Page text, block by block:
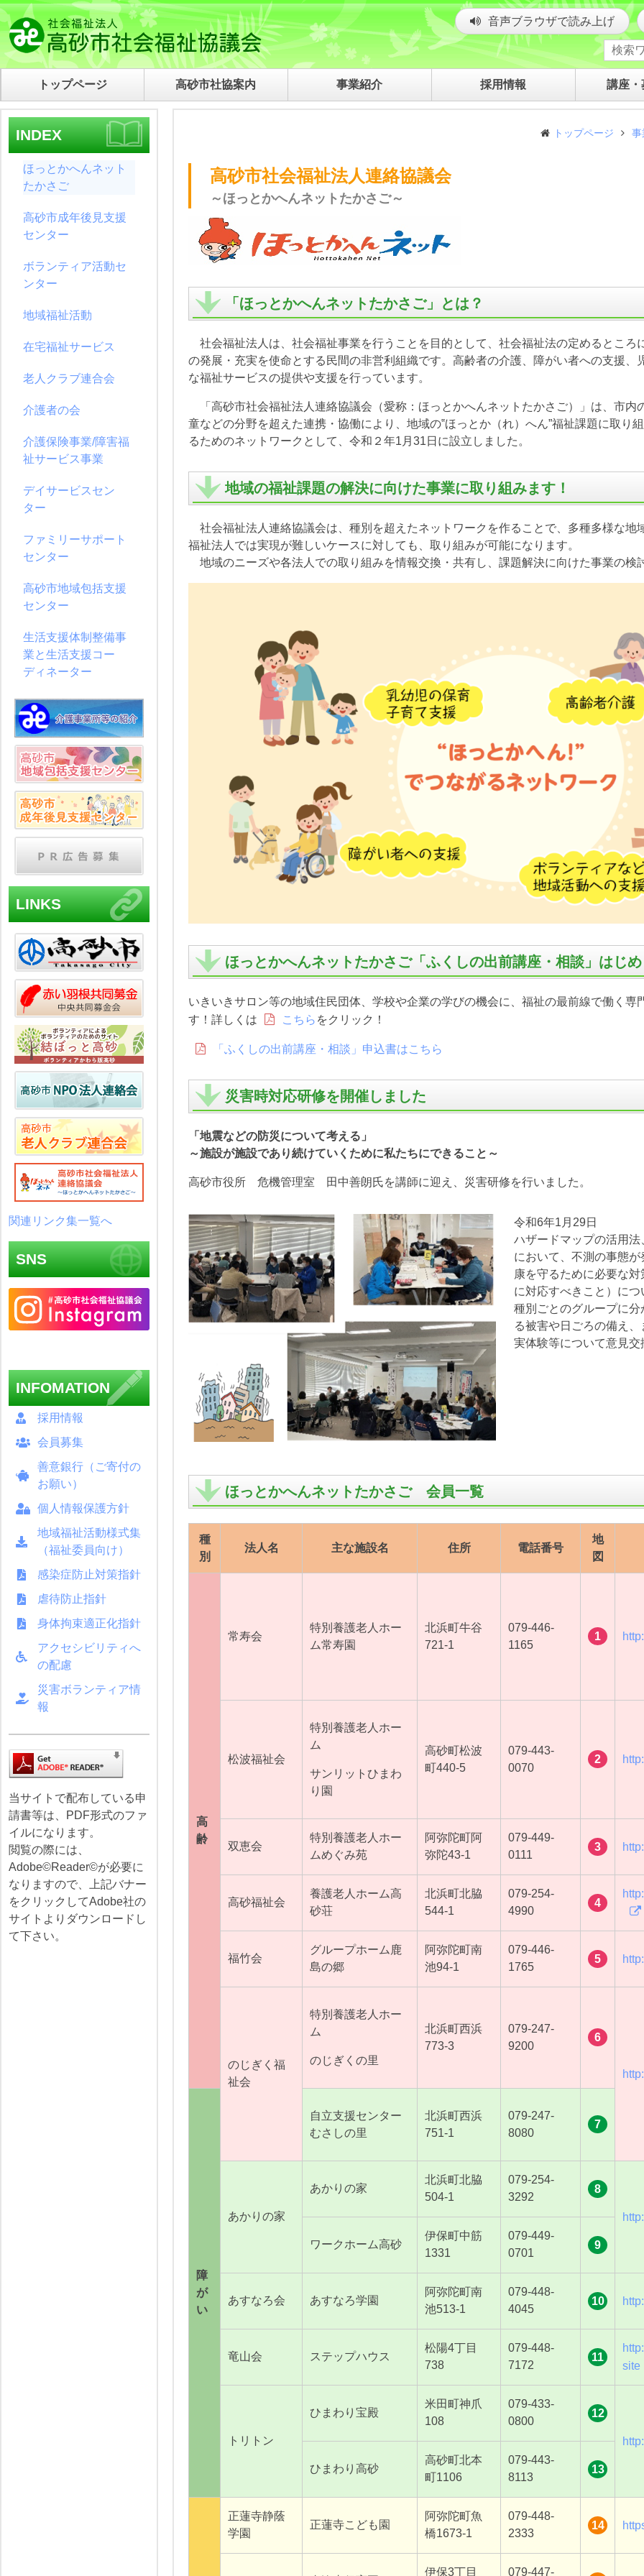
音声ブラウザで読み上げ
トップページ 高砂市社協案内 事業紹介 採用情報 講座・
INDEX
ほっとかへんネット
たかさご
高砂市成年後見支援
センター
ボランティア活動セ
ンター
地域福祉活動
在宅福祉サービス
老人クラブ連合会
介護者の会
介護保険事業/障害福
祉サービス事業
デイサービスセン
ター
ファミリーサポート
センター
高砂市地域包括支援
センター
生活支援体制整備事
業と生活支援コー
ディネーター
LINKS
関連リンク集一覧へ
SNS
INFOMATION
採用情報
会員募集
善意銀行（ご寄付の
お願い）
個人情報保護方針
地域福祉活動様式集
（福祉委員向け）
感染症防止対策指針
虐待防止指針
身体拘束適正化指針
アクセシビリティへ
の配慮
災害ボランティア情
報
当サイトで配布している申
請書等は、PDF形式のファ
イルになります。
閲覧の際には、
Adobe©Reader©が必要に
なりますので、上記バナー
をクリックしてAdobe社の
サイトよりダウンロードし
て下さい。
トップページ 事
高砂市社会福祉法人連絡協議会
～ほっとかへんネットたかさご～
「ほっとかへんネットたかさご」とは？
社会福祉法人は、社会福祉事業を行うことを目的として、社会福祉法の定めるところ
の発展・充実を使命とする民間の非営利組織です。高齢者の介護、障がい者への支援、
な福祉サービスの提供や支援を行っています。
「高砂市社会福祉法人連絡協議会（愛称：ほっとかへんネットたかさご）」は、市内
童などの分野を超えた連携・協働により、地域の‟ほっとか（れ）へん”福祉課題に取り
るためのネットワークとして、令和２年1 月 31 日に設立しました。
地域の福祉課題の解決に向けた事業に取り組みます！
社会福祉法人連絡協議会は、種別を超えたネットワークを作ることで、多種多様な地
福祉法人では実現が難しいケースに対しても、取り組みが可能になります。
地域のニーズや各法人での取り組みを情報交換・共有し、課題解決に向けた事業の検
ほっとかへんネットたかさご「ふくしの出前講座・相談」はじ
いきいきサロン等の地域住民団体、学校や企業の学びの機会に、福祉の最前線で働く専
す！詳しくは
こちら をクリック！
「ふくしの出前講座・相談」申込書はこちら
災害時対応研修を開催しました
「地震などの防災について考える」
～施設が施設であり続けていくために私たちにできること～
高砂市役所 危機管理室 田中善朗氏を講師に迎え、災害研修を行いました。
令和6年1月29日
ハザードマップの活用
において、不測の事態
康を守るために必要な
に対応すべきこと）に
種別ごとのグループに
る被害や日ごろの備え
実体験等について意見交
ほっとかへんネットたかさご 会員一覧
種
別
法人名 主な施設名 住所 電話番号
地
図
高
齢
常寿会
特別養護老人ホー
ム常寿園
北浜町牛谷
721-1
079-446-
1165
1
松波福祉会
特別養護老人ホー
ム
サンリットひまわ
り園
高砂町松波
町440-5
079-443-
0070
2
双恵会
特別養護老人ホー
ムめぐみ苑
阿弥陀町阿
弥陀43-1
079-449-
0111
3
高砂福祉会
養護老人ホーム高
砂荘
北浜町北脇
544-1
079-254-
4990
4
福竹会
グループホーム鹿
島の郷
阿弥陀町南
池94-1
079-446-
1765
5
のじぎく福
祉会
特別養護老人ホー
ム
のじぎくの里
北浜町西浜
773-3
079-247-
9200
6
障
が
い
自立支援センター
むさしの里
北浜町西浜
751-1
079-247-
8080
7
あかりの家
あかりの家
北浜町北脇
504-1
079-254-
3292
8
ワークホーム高砂
伊保町中筋
1331
079-449-
0701
9
あすなろ会 あすなろ学園
阿弥陀町南
池513-1
079-448-
4045
10
竜山会 ステップハウス
松陽4丁目
738
079-448-
7172
11
site
トリトン
ひまわり宝殿
米田町神爪
108
079-433-
0800
12
ひまわり高砂
高砂町北本
町1106
079-443-
8113
13
正蓮寺静蔭
学園
正蓮寺こども園
阿弥陀町魚
橋1673-1
079-448-
2333
14
伊保3丁目 079-447-